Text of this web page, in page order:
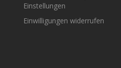
Einstellungen
Einwilligungen widerrufen